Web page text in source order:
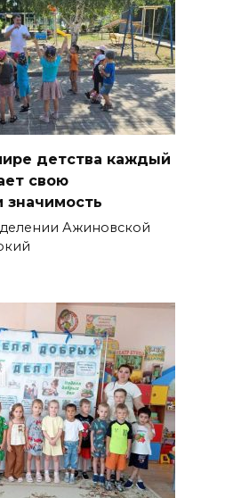
детства каждый
свою
значимость
Ажиновской